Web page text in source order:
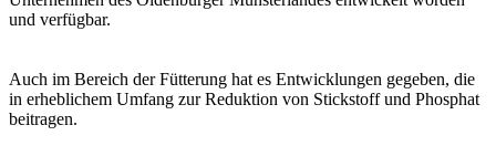
und verfügbar.
Auch im Bereich der Fütterung hat es Entwicklungen gegeben, die
in erheblichem Umfang zur Reduktion von Stickstoff und Phosphat
beitragen.